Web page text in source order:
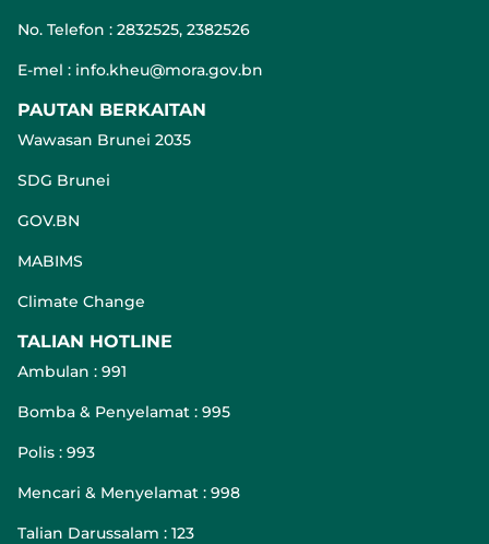
No. Telefon : 2832525, 2382526
E-mel : info.kheu@mora.gov.bn
PAUTAN BERKAITAN
Wawasan Brunei 2035
SDG Brunei
GOV.BN
MABIMS
Climate Change
TALIAN HOTLINE
Ambulan : 991
Bomba & Penyelamat : 995
Polis : 993
Mencari & Menyelamat : 998
Talian Darussalam : 123